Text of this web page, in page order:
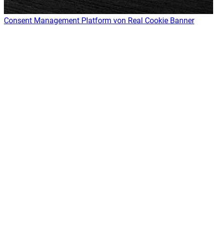
Consent Management Platform von Real Cookie Banner